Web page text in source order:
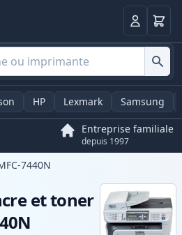
Panier
HP Lexmark Samsung
Entreprise familiale
depuis 1997
7440N
et toner